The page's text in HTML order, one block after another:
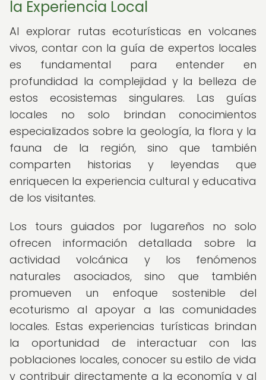
la Experiencia Local
Al explorar rutas ecoturísticas en volcanes
vivos, contar con la guía de expertos locales
es fundamental para entender en
profundidad la complejidad y la belleza de
estos ecosistemas singulares. Las guías
locales no solo brindan conocimientos
especializados sobre la geología, la flora y la
fauna de la región, sino que también
comparten historias y leyendas que
enriquecen la experiencia cultural y educativa
de los visitantes.
Los tours guiados por lugareños no solo
ofrecen información detallada sobre la
actividad volcánica y los fenómenos
naturales asociados, sino que también
promueven un enfoque sostenible del
ecoturismo al apoyar a las comunidades
locales. Estas experiencias turísticas brindan
la oportunidad de interactuar con las
poblaciones locales, conocer su estilo de vida
y contribuir directamente a la economía y al